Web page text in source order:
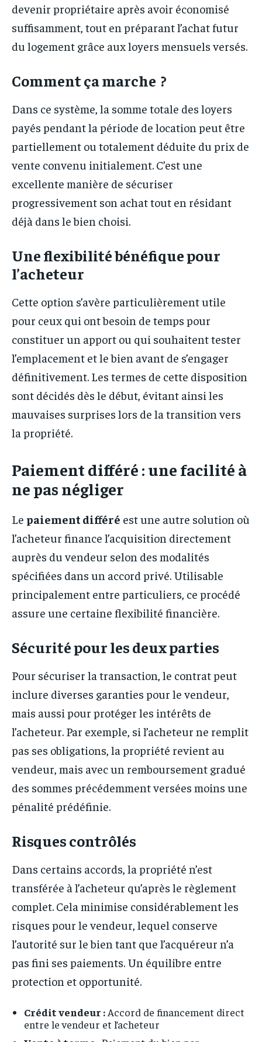
devenir propriétaire après avoir économisé
suffisamment, tout en préparant l’achat futur
du logement grâce aux loyers mensuels versés.
Comment ça marche ?
Dans ce système, la somme totale des loyers
payés pendant la période de location peut être
partiellement ou totalement déduite du prix de
vente convenu initialement. C’est une
excellente manière de sécuriser
progressivement son achat tout en résidant
déjà dans le bien choisi.
Une flexibilité bénéfique pour
l’acheteur
Cette option s’avère particulièrement utile
pour ceux qui ont besoin de temps pour
constituer un apport ou qui souhaitent tester
l’emplacement et le bien avant de s’engager
définitivement. Les termes de cette disposition
sont décidés dès le début, évitant ainsi les
mauvaises surprises lors de la transition vers
la propriété.
Paiement différé : une facilité à
ne pas négliger
Le paiement différé est une autre solution où
l’acheteur finance l’acquisition directement
auprès du vendeur selon des modalités
spécifiées dans un accord privé. Utilisable
principalement entre particuliers, ce procédé
assure une certaine flexibilité financière.
Sécurité pour les deux parties
Pour sécuriser la transaction, le contrat peut
inclure diverses garanties pour le vendeur,
mais aussi pour protéger les intérêts de
l’acheteur. Par exemple, si l’acheteur ne remplit
pas ses obligations, la propriété revient au
vendeur, mais avec un remboursement gradué
des sommes précédemment versées moins une
pénalité prédéfinie.
Risques contrôlés
Dans certains accords, la propriété n’est
transférée à l’acheteur qu’après le règlement
complet. Cela minimise considérablement les
risques pour le vendeur, lequel conserve
l’autorité sur le bien tant que l’acquéreur n’a
pas fini ses paiements. Un équilibre entre
protection et opportunité.
Crédit vendeur : Accord de financement direct
entre le vendeur et l’acheteur